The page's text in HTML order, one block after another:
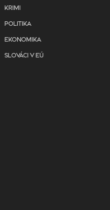
KRIMI
POLITIKA
EKONOMIKA
SLOVÁCI V EÚ